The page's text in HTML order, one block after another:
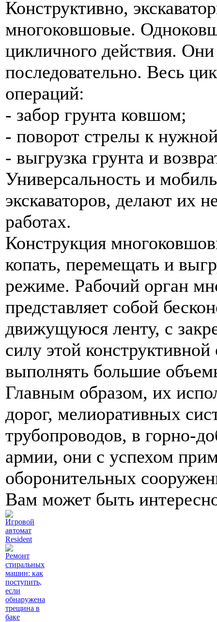
Конструктивно,
многоковшовые.
цикличного действия.
последовательно. Весь
операций:
- забор грунта ковшом;
- поворот стрелы к
- выгрузка грунта и
Универсальность и
экскаваторов, делают их
работах.
Конструкция
копать, перемещать и
режиме. Рабочий орган
представляет собой
движущуюся ленту, с
силу этой
выполнять большие
Главным образом, их
дорог, мелиоративных
трубопроводов, в
армии, они с успехом
оборонительных
Вам может быть
Игровой
автомат
Resident
Ремонт
стиральных
машин: как
поступить,
если
обнаружена
трещина в
баке